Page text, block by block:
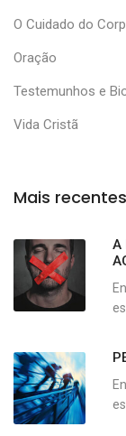
O Cuidado do
Oração
Testemunhos e
Vida Cristã
Mais recentes
A